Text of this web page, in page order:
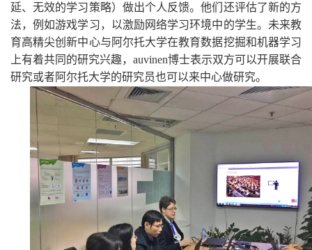
延、无效的学习策略）做出个人反馈。他们还评估了新的方
法，例如游戏学习，以激励网络学习环境中的学生。未来教
育高精尖创新中心与阿尔托大学在教育数据挖掘和机器学习
上有着共同的研究兴趣， auvinen博士表示双方可以开展联合
研究或者阿尔托大学的研究员也可以来中心做研究。